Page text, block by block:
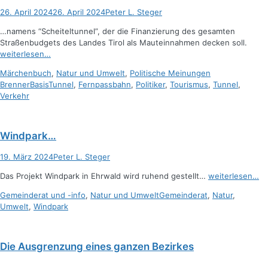
Posted
26. April 202426. April 2024Autor
Peter L. Steger
…namens “Scheiteltunnel”, der die Finanzierung des gesamten
Straßenbudgets des Landes Tirol als Mauteinnahmen decken soll.
weiterlesen…
Kategorien
Märchenbuch, Natur und Umwelt, Politische Meinungen
BrennerBasisTunnel, Fernpassbahn, Politiker, Tourismus, Tunnel,
Verkehr
Windpark…
Posted
19. März 2024Autor
Peter L. Steger
Das Projekt Windpark in Ehrwald wird ruhend gestellt… weiterlesen…
Kategorien
Gemeinderat und -info, Natur und UmweltSchlagworte
Gemeinderat, Natur,
Umwelt, Windpark
Die Ausgrenzung eines ganzen Bezirkes